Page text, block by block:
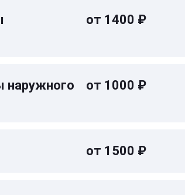
от 1400 ₽
наружного
от 1000 ₽
от 1500 ₽